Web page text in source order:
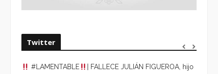
Twitter
#LAMENTABLE
| FALLECE JULIÁN FIGUEROA, hijo